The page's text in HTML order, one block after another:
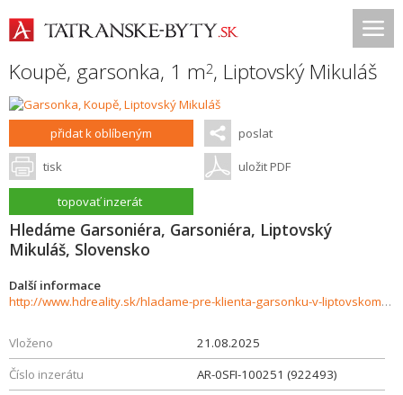
Koupě, garsonka, 1 m2, Liptovský Mikuláš
přidat k oblíbeným poslat
tisk uložit PDF
topovať inzerát
Hledáme Garsoniéra, Garsoniéra, Liptovský
Mikuláš, Slovensko
Další informace
http://www.hdreality.sk/hladame-pre-klienta-garsonku-v-liptovskom-mikulasi-sidlisko-4-aprila-926187
Vloženo
21.08.2025
Číslo inzerátu
AR-0SFI-100251 (922493)